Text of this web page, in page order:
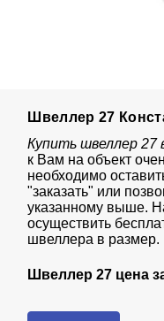
Швеллер 27
Купить швеллер
к Вам на объект
необходимо
"заказать" или
указанному выше.
осуществить
швеллера в размер.
Швеллер 27 цена